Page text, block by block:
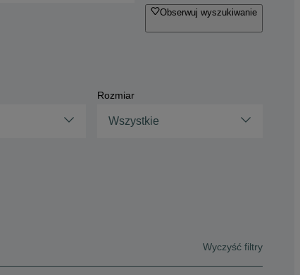
Obserwuj wyszukiwanie
Rozmiar
Wszystkie
Wyczyść filtry